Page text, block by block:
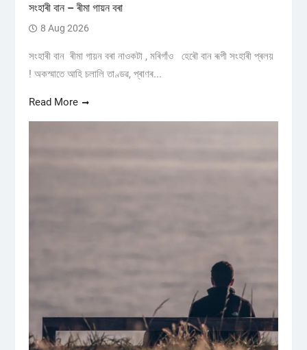
সংহাৰী বান – ৰীমা গায়ন বৰা
8 Aug 2026
সংহাৰী বান ৰীমা গায়ন বৰা নাওকটা , মৰিগাঁও হেৰৌ বান ৰূপী সংহাৰী প্ৰলয়
! অকস্মাতে আহি চলালি তাণ্ডৱ, প্ৰাণৰ...
Read More